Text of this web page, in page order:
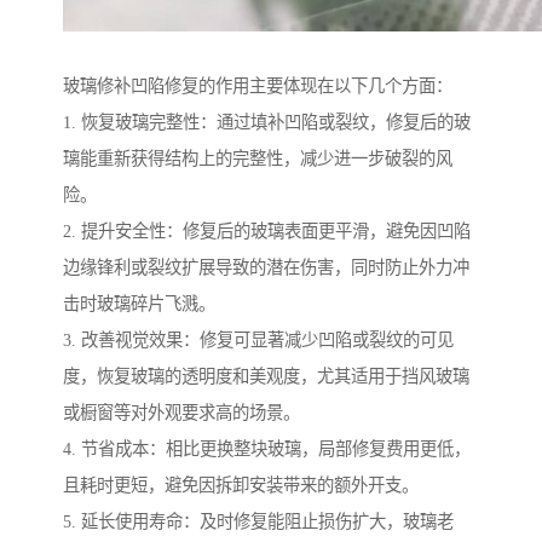
玻璃修补凹陷修复的作用主要体现在以下几个方面：
1. 恢复玻璃完整性：通过填补凹陷或裂纹，修复后的玻
璃能重新获得结构上的完整性，减少进一步破裂的风
险。
2. 提升安全性：修复后的玻璃表面更平滑，避免因凹陷
边缘锋利或裂纹扩展导致的潜在伤害，同时防止外力冲
击时玻璃碎片飞溅。
3. 改善视觉效果：修复可显著减少凹陷或裂纹的可见
度，恢复玻璃的透明度和美观度，尤其适用于挡风玻璃
或橱窗等对外观要求高的场景。
4. 节省成本：相比更换整块玻璃，局部修复费用更低，
且耗时更短，避免因拆卸安装带来的额外开支。
5. 延长使用寿命：及时修复能阻止损伤扩大，玻璃老